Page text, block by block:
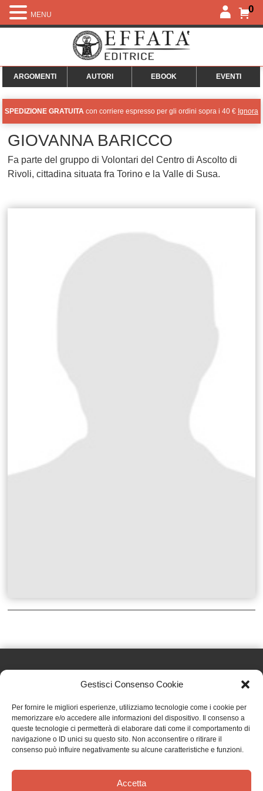
Gestisci Consenso Cookie
Per fornire le migliori esperienze, utilizziamo tecnologie come i cookie per
memorizzare e/o accedere alle informazioni del dispositivo. Il consenso a
queste tecnologie ci permetterà di elaborare dati come il comportamento di
navigazione o ID unici su questo sito. Non acconsentire o ritirare il
consenso può influire negativamente su alcune caratteristiche e funzioni.
Accetta
0
ARGOMENTI AUTORI EBOOK EVENTI
SPEDIZIONE GRATUITA con corriere espresso per gli ordini sopra i 40 € Ignora
GIOVANNA BARICCO
Fa parte del gruppo di Volontari del Centro di Ascolto di
Rivoli, cittadina situata fra Torino e la Valle di Susa.
Effatà Editrice di Pellegrino Paolo SAS
C.F. e P.IVA 09655250018
Via Tre Denti, 1 - 10060 Cantalupa (TO)
Telefono: (+39) 0121 353452 - Fax: (+39) 0121 353839
MENU